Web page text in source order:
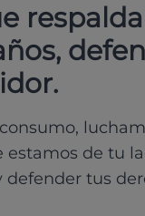
estamos de tu
tus